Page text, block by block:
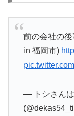
前の会社の
in 福岡市)
— トシさん